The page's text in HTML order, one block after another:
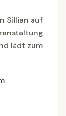
Sillian auf
lädt zum